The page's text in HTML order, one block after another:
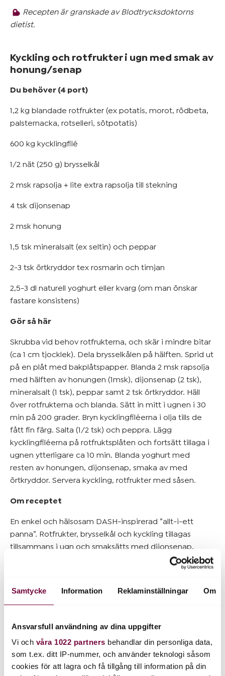
Samtycke Information Reklaminställningar Om
Ansvarsfull användning av dina uppgifter
Vi och våra 1022 partners behandlar din personliga data,
som t.ex. ditt IP-nummer, och använder teknologi såsom
cookies för att lagra och få tillgång till information på din
blodtryck
övervikt
Kom
Recepten är granskade av Blodtrycksdoktorns
dietist.
Kyckling och rotfrukter i ugn med smak av
honung/senap
Du behöver (4 port)
1,2 kg blandade rotfrukter (ex potatis, morot, rödbeta,
palsternacka, rotselleri, sötpotatis)
600 kg kycklingfilé
1/2 nät (250 g) brysselkål
2 msk rapsolja + lite extra rapsolja till stekning
4 tsk dijonsenap
2 msk honung
1,5 tsk mineralsalt (ex seltin) och peppar
2-3 tsk örtkryddor tex rosmarin och timjan
2,5-3 dl naturell yoghurt eller kvarg (om man önskar
fastare konsistens)
Gör så här
Skrubba vid behov rotfrukterna, och skär i mindre bitar
(ca 1 cm tjocklek). Dela brysselkålen på hälften. Sprid ut
på en plåt med bakplåtspapper. Blanda 2 msk rapsolja
med hälften av honungen (1msk), dijonsenap (2 tsk),
mineralsalt (1 tsk), peppar samt 2 tsk örtkryddor. Häll
över rotfrukterna och blanda. Sätt in mitt i ugnen i 30
min på 200 grader. Bryn kycklingfiléerna i olja tills de
fått fin färg. Salta (1/2 tsk) och peppra. Lägg
kycklingfiléerna på rotfruktsplåten och fortsätt tillaga i
ugnen ytterligare ca 10 min. Blanda yoghurt med
resten av honungen, dijonsenap, smaka av med
örtkryddor. Servera kyckling, rotfrukter med såsen.
Om receptet
En enkel och hälsosam DASH-inspirerad ”allt-i-ett
panna”. Rotfrukter, brysselkål och kyckling tillagas
tillsammans i ugn och smaksätts med dijonsenap,
honung och örtkryddor. Receptet är blodtrycksvänligt
och ger hela 40 % av rekommenderat fiberintag per
fiber som bildar en gel i magsäcken och gör att maten
och bättre blodsockerbalans. Lösliga fiber kan även
hjärtkärlsjukdom. Receptet är även mycket rikt på
viktiga blodtrycksreglerande mineraler såsom kalium,
magnesium och kalcium. Om ett mineralsalt